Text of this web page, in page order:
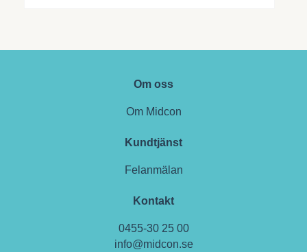
Om oss
Om Midcon
Kundtjänst
Felanmälan
Kontakt
0455-30 25 00
info@midcon.se